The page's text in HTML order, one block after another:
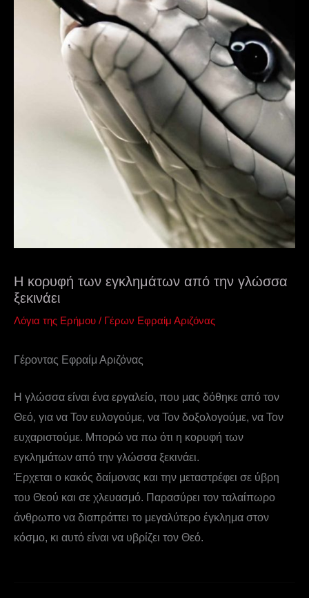
Η κορυφή των εγκλημάτων από την γλώσσα
ξεκινάει
Λόγια της Ερήμου / Γέρων Εφραίμ Αριζόνας
Γέροντας Εφραίμ Αριζόνας
H γλώσσα είναι ένα εργαλείο, που μας δόθηκε από τον
Θεό, για να Τον ευλογούμε, να Τον δοξολογούμε, να Τον
ευχαριστούμε. Μπορώ να πω ότι η κορυφή των
εγκλημάτων από την γλώσσα ξεκινάει.
Έρχεται ο κακός δαίμονας και την μεταστρέφει σε ύβρη
του Θεού και σε χλευασμό. Παρασύρει τον ταλαίπωρο
άνθρωπο να διαπράττει το μεγαλύτερο έγκλημα στον
κόσμο, κι αυτό είναι να υβρίζει τον Θεό.